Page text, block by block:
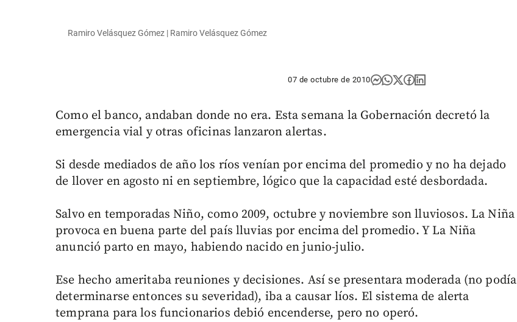
Ramiro Velásquez Gómez | Ramiro Velásquez Gómez
07 de octubre de 2010
Como el banco, andaban donde no era. Esta semana la Gobernación decretó la
emergencia vial y otras oficinas lanzaron alertas.
Si desde mediados de año los ríos venían por encima del promedio y no ha dejado
de llover en agosto ni en septiembre, lógico que la capacidad esté desbordada.
Salvo en temporadas Niño, como 2009, octubre y noviembre son lluviosos. La Niña
provoca en buena parte del país lluvias por encima del promedio. Y La Niña
anunció parto en mayo, habiendo nacido en junio-julio.
Ese hecho ameritaba reuniones y decisiones. Así se presentara moderada (no podía
determinarse entonces su severidad), iba a causar líos. El sistema de alerta
temprana para los funcionarios debió encenderse, pero no operó.